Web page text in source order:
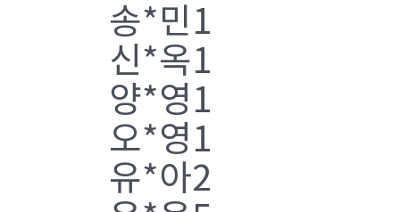
송*민1
신*옥1
양*영1
오*영1
유*아2